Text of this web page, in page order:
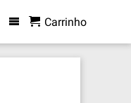
Carrinho